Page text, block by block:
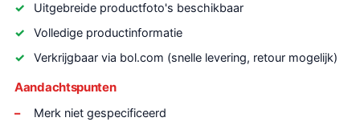
Uitgebreide productfoto's beschikbaar
Volledige productinformatie
Verkrijgbaar via bol.com (snelle levering, retour mogelijk)
Aandachtspunten
Merk niet gespecificeerd